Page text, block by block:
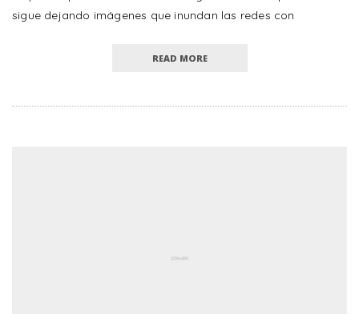
sigue dejando imágenes que inundan las redes con
READ MORE